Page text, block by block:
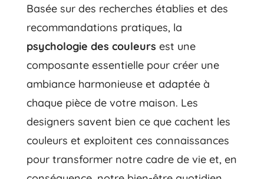
Basée sur des recherches établies et des
recommandations pratiques, la
psychologie des couleurs est une
composante essentielle pour créer une
ambiance harmonieuse et adaptée à
chaque pièce de votre maison. Les
designers savent bien ce que cachent les
couleurs et exploitent ces connaissances
pour transformer notre cadre de vie et, en